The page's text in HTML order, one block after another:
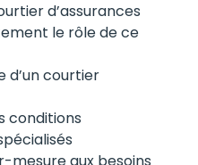
d’assurances
le rôle de ce
d’un courtier
conditions